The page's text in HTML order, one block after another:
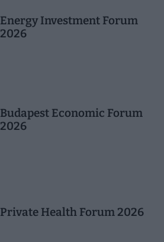
Energy Investment Forum
2026
Budapest Economic Forum
2026
Private Health Forum 2026